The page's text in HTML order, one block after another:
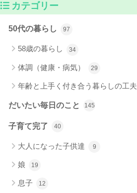
カテゴリー
50代の暮らし 97
58歳の暮らし 34
体調（健康・病気） 29
年齢と上手く付き合う暮らしの工夫
だいたい毎日のこと 145
子育て完了 40
大人になった子供達 9
娘 19
息子 12